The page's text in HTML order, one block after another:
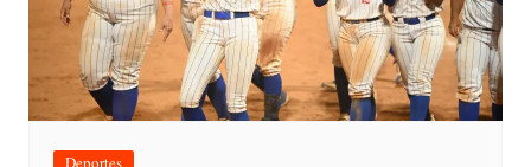
Deportes